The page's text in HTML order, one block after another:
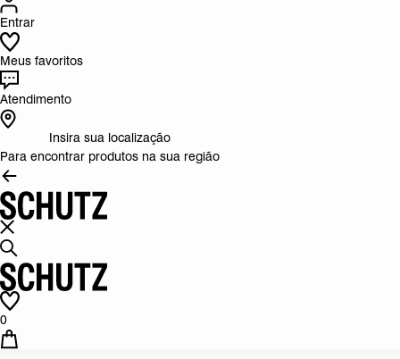
Entrar
Meus favoritos
Atendimento
Insira sua localização
Para encontrar produtos na sua região
0